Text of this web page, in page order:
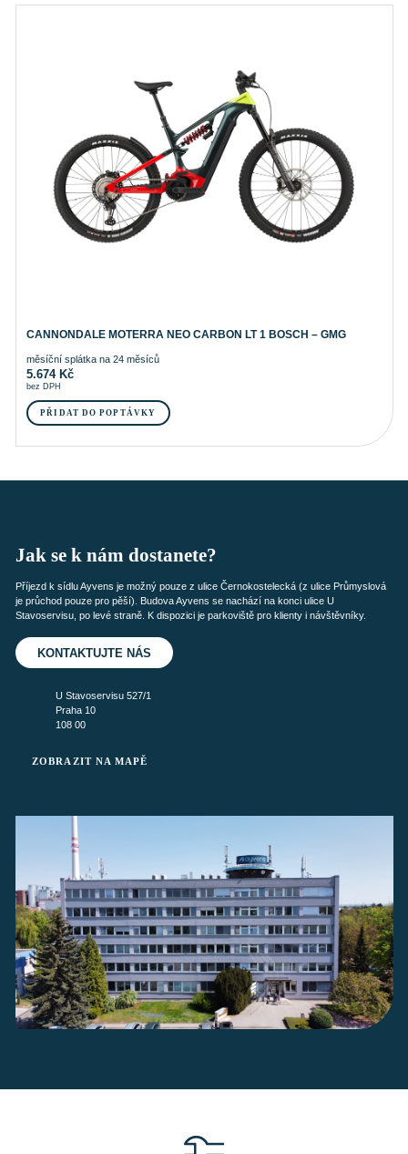
CANNONDALE MOTERRA NEO CARBON LT 1 BOSCH – GMG
měsíční splátka na 24 měsíců
5.674 Kč
bez DPH
PŘIDAT DO POPTÁVKY
Jak se k nám dostanete?
Příjezd k sídlu Ayvens je možný pouze z ulice Černokostelecká (z ulice Průmyslová
je průchod pouze pro pěší). Budova Ayvens se nachází na konci ulice U
Stavoservisu, po levé straně. K dispozici je parkoviště pro klienty i návštěvníky.
KONTAKTUJTE NÁS
U Stavoservisu 527/1
Praha 10
108 00
ZOBRAZIT NA MAPĚ